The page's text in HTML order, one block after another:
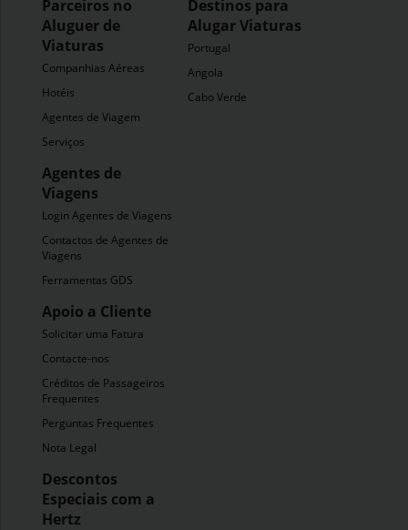
Parceiros no
Aluguer de
Viaturas
Companhias Aéreas
Hotéis
Agentes de Viagem
Serviços
Agentes de
Viagens
Login Agentes de Viagens
Contactos de Agentes de
Viagens
Ferramentas GDS
Apoio a Cliente
Solicitar uma Fatura
Contacte-nos
Créditos de Passageiros
Frequentes
Perguntas Frequentes
Nota Legal
Descontos
Especiais com a
Hertz
Destinos para
Alugar Viaturas
Portugal
Angola
Cabo Verde